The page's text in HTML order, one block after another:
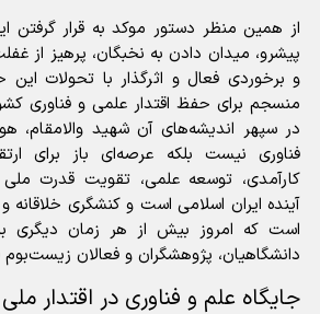
از همین منظر دستور موکد به قرار گرفتن
پیشرو، میدان دادن به نخبگان، پرهیز از
و برخوردی فعال و اثرگذار با تحولات این
منسجم برای حفظ اقتدار علمی و فناوری
در سپهر اندیشه‌های آن شهید
فناوری نیست بلکه عرصه‌ای باز برای
کارآمدی، توسعه علمی، تقویت قدرت
آینده ایران اسلامی است و کنشگری
است که امروز بیش از هر زمان دیگری
دانشگاهیان، پژوهشگران و فعالان زیست‌بوم
جایگاه علم و فناوری در اقتدار ملی